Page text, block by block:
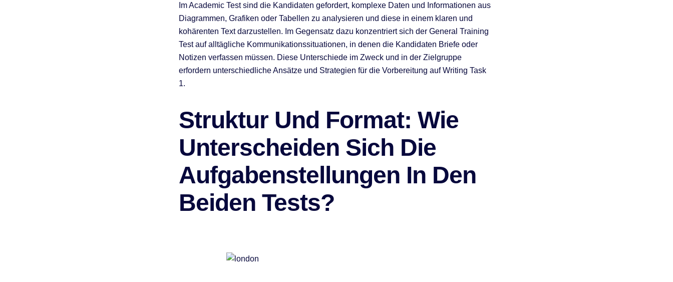
Im Academic Test sind die Kandidaten gefordert, komplexe Daten und Informationen aus
Diagrammen, Grafiken oder Tabellen zu analysieren und diese in einem klaren und
kohärenten Text darzustellen. Im Gegensatz dazu konzentriert sich der General Training
Test auf alltägliche Kommunikationssituationen, in denen die Kandidaten Briefe oder
Notizen verfassen müssen. Diese Unterschiede im Zweck und in der Zielgruppe
erfordern unterschiedliche Ansätze und Strategien für die Vorbereitung auf Writing Task
1.
Struktur Und Format: Wie
Unterscheiden Sich Die
Aufgabenstellungen In Den
Beiden Tests?